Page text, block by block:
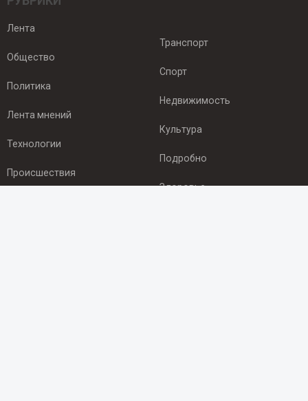
Лента
Общество
Политика
Лента мнений
Технологии
Происшествия
Транспорт
Спорт
Недвижимость
Культура
Подробно
Здоровье